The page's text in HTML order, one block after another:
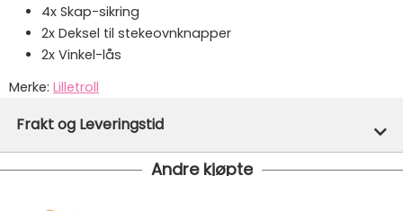
4x Skap-sikring
2x Deksel til stekeovnknapper
2x Vinkel-lås
Merke: Lilletroll
Frakt og Leveringstid
På lager hos oss - klar for utsendelse innen 24 timer
Andre kjøpte